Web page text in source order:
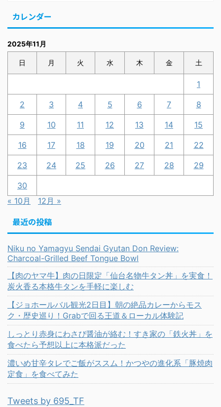
カレンダー
2025年11月
日 月 火 水 木 金 土
1
2 3 4 5 6 7 8
9 10 11 12 13 14 15
16 17 18 19 20 21 22
23 24 25 26 27 28 29
30
« 10月
12月 »
最近の投稿
Niku no Yamagyu Sendai Gyutan Don Review:
Charcoal-Grilled Beef Tongue Bowl
【肉のヤマ牛】肉の日限定「仙台名物牛タン丼」を実食！
炭火香る本格牛タンを手軽に楽しむ
【ジョホールバル観光2日目】朝の絶品カレーからモス
ク・歴史巡り！Grabで回る王道＆ローカル体験記
しっとり赤身にわさび醤油が絡む！すき家の「鉄火丼」を
食べたら予想以上に本格派だった
濃いめ甘辛タレでご飯がススム！かつやの進化系「豚焼肉
定食」を食べてみた
Tweets by 695_TF